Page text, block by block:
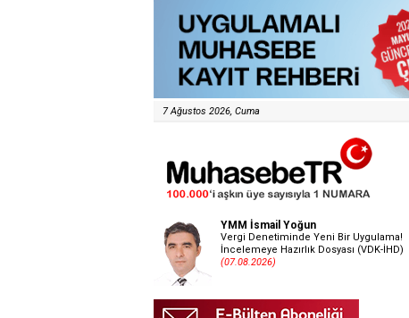
7 Ağustos 2026, Cuma
YMM İsmail Yoğun
Vergi Denetiminde Yeni Bir Uygulama!
İncelemeye Hazırlık Dosyası (VDK-İHD)
(07.08.2026)